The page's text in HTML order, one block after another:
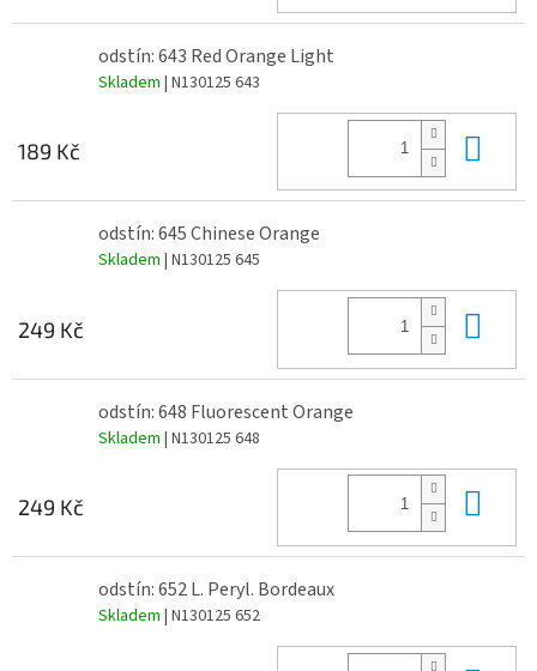
odstín: 643 Red Orange Light
Skladem | N130125 643
189 Kč
odstín: 645 Chinese Orange
Skladem | N130125 645
249 Kč
odstín: 648 Fluorescent Orange
Skladem | N130125 648
249 Kč
odstín: 652 L. Peryl. Bordeaux
Skladem | N130125 652